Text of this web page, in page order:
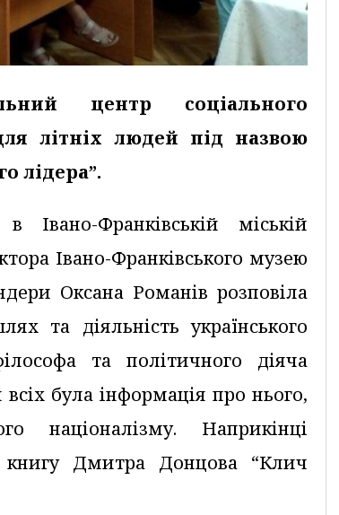
центр соціального
літніх людей під назвою
лідера”.
Івано-Франківській міській
Івано-Франківського музею
Оксана Романів розповіла
та діяльність українського
та політичного діяча
була інформація про нього,
націоналізму. Наприкінці
книгу Дмитра Донцова “Клич